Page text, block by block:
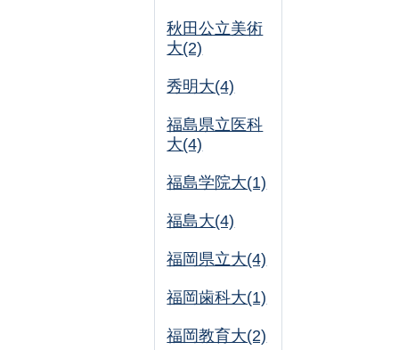
秋田公立美術
大(2)
秀明大(4)
福島県立医科
大(4)
福島学院大(1)
福島大(4)
福岡県立大(4)
福岡歯科大(1)
福岡教育大(2)